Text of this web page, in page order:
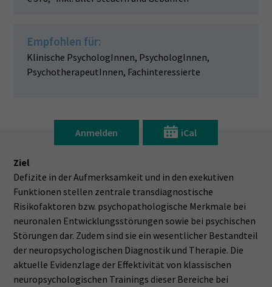
Empfohlen für:
Klinische PsychologInnen, PsychologInnen,
PsychotherapeutInnen, Fachinteressierte
Anmelden iCal
Ziel
Defizite in der Aufmerksamkeit und in den exekutiven
Funktionen stellen zentrale transdiagnostische
Risikofaktoren bzw. psychopathologische Merkmale bei
neuronalen Entwicklungsstörungen sowie bei psychischen
Störungen dar. Zudem sind sie ein wesentlicher Bestandteil
der neuropsychologischen Diagnostik und Therapie. Die
aktuelle Evidenzlage der Effektivität von klassischen
neuropsychologischen Trainings dieser Bereiche bei